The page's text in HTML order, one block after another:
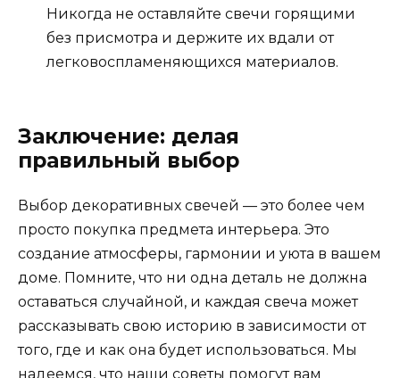
Никогда не оставляйте свечи горящими
без присмотра и держите их вдали от
легковоспламеняющихся материалов.
Заключение: делая
правильный выбор
Выбор декоративных свечей — это более чем
просто покупка предмета интерьера. Это
создание атмосферы, гармонии и уюта в вашем
доме. Помните, что ни одна деталь не должна
оставаться случайной, и каждая свеча может
рассказывать свою историю в зависимости от
того, где и как она будет использоваться. Мы
надеемся, что наши советы помогут вам